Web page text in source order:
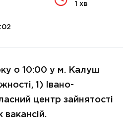
1 хв
о 10:00 у м. Калуш
1) Івано-
центр зайнятості